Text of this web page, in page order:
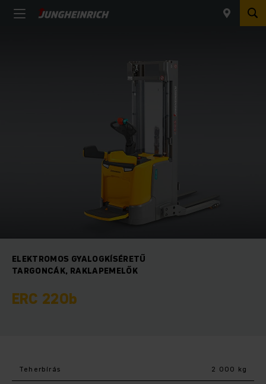
ELEKTROMOS GYALOGKÍSÉRETŰ
TARGONCÁK, RAKLAPEMELŐK
ERC 220b
Teherbírás 2 000 kg